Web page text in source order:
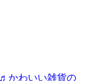
かわいい雑貨の